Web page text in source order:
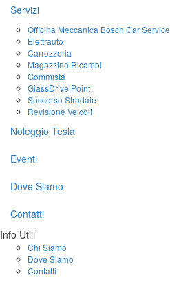
Servizi
Officina Meccanica Bosch Car Service
Elettrauto
Carrozzeria
Magazzino Ricambi
Gommista
GlassDrive Point
Soccorso Stradale
Revisione Veicoli
Noleggio Tesla
Eventi
Dove Siamo
Contatti
Info Utili
Chi Siamo
Dove Siamo
Contatti